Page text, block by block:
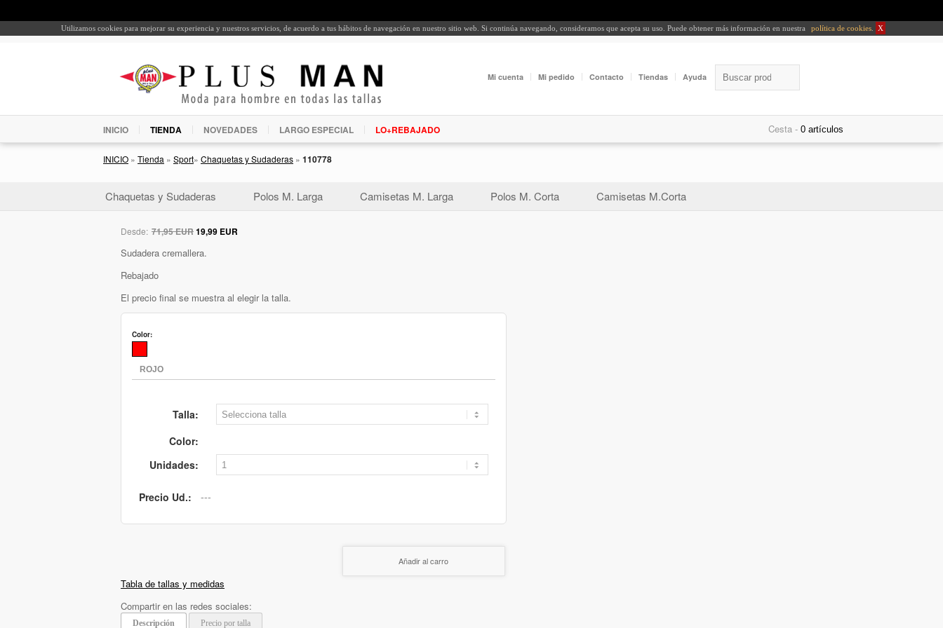
Utilizamos cookies para mejorar su experiencia y nuestros servicios, de acuerdo a tus hábitos de navegación en nuestro sitio web. Si continúa navegando, consideramos que acepta su uso. Puede obtener más información en nuestra política de cookies X
Mi cuenta Mi pedido Contacto Tiendas Ayuda
INICIO TIENDA NOVEDADES LARGO ESPECIAL LO+REBAJADO Cesta -
INICIO » Tienda » Sport» Chaquetas y Sudaderas » 110778
Chaquetas y Sudaderas Polos M. Larga Camisetas M. Larga Polos M. Corta Camisetas M.Corta
Desde: 71,95 EUR19,99 EUR
Sudadera cremallera.
Rebajado
El precio final se muestra al elegir la talla.
Color:
Talla:
Color:
Unidades:
Precio Ud.:
Añadir al carro
Tabla de tallas y medidas
Compartir en las redes sociales:
Descripción Precio por talla